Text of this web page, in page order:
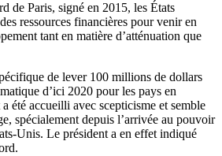
de Paris, signé en 2015, les États
ressources financières pour venir en
tant en matière d’atténuation que
de lever 100 millions de dollars
d’ici 2020 pour les pays en
été accueilli avec scepticisme et semble
spécialement depuis l’arrivée au pouvoir
Unis. Le président a en effet indiqué